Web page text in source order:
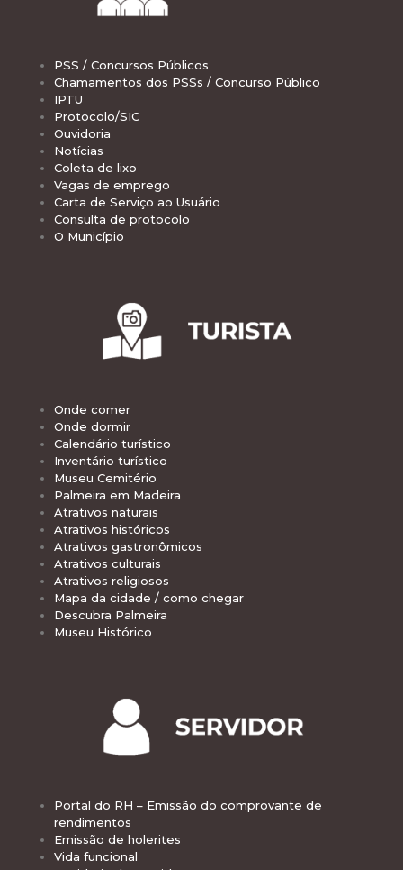
PSS / Concursos Públicos
Chamamentos dos PSSs / Concurso Público
IPTU
Protocolo/SIC
Ouvidoria
Notícias
Coleta de lixo
Vagas de emprego
Carta de Serviço ao Usuário
Consulta de protocolo
O Município
Onde comer
Onde dormir
Calendário turístico
Inventário turístico
Museu Cemitério
Palmeira em Madeira
Atrativos naturais
Atrativos históricos
Atrativos gastronômicos
Atrativos culturais
Atrativos religiosos
Mapa da cidade / como chegar
Descubra Palmeira
Museu Histórico
Portal do RH – Emissão do comprovante de
rendimentos
Emissão de holerites
Vida funcional